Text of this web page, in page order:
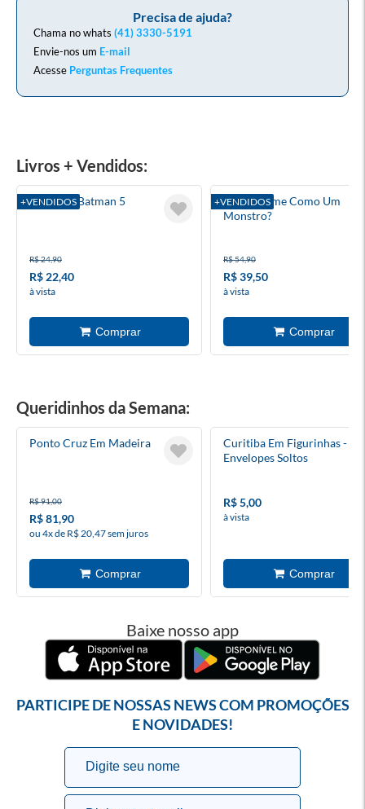
Precisa de ajuda?
Chama no whats (41) 3330-5191
Envie-nos um E-mail
Acesse Perguntas Frequentes
Livros + Vendidos:
+VENDIDOS
Absolute Batman 5
R$ 24,90
R$ 22,40
à vista
+VENDIDOS
Você Dorme Como Um
Monstro?
R$ 54,90
R$ 39,50
à vista
Queridinhos da Semana:
Ponto Cruz Em Madeira
R$ 91,00
R$ 81,90
ou 4x de R$ 20,47 sem juros
Curitiba Em Figurinhas -
Envelopes Soltos
R$ 5,00
à vista
Baixe nosso app
PARTICIPE DE NOSSAS NEWS COM PROMOÇÕES
E NOVIDADES!